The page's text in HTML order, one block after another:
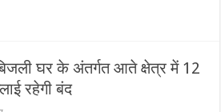
घर के अंतर्गत आते क्षेत्र में 12
रहेगी बंद